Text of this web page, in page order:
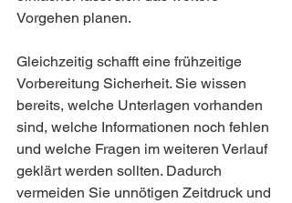
Vorgehen planen.
Gleichzeitig schafft eine frühzeitige
Vorbereitung Sicherheit. Sie wissen
bereits, welche Unterlagen vorhanden
sind, welche Informationen noch fehlen
und welche Fragen im weiteren Verlauf
geklärt werden sollten. Dadurch
vermeiden Sie unnötigen Zeitdruck und